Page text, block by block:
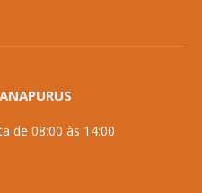
de 08:00 às 14:00